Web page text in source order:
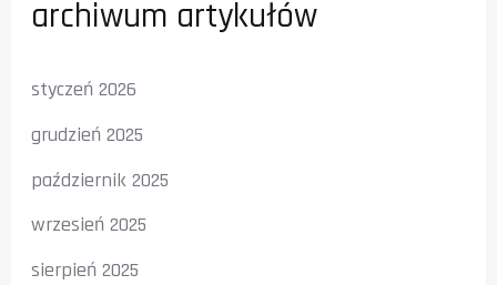
archiwum artykułów
styczeń 2026
grudzień 2025
październik 2025
wrzesień 2025
sierpień 2025